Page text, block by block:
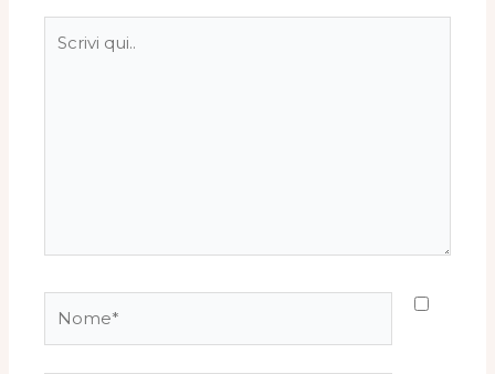
qui..